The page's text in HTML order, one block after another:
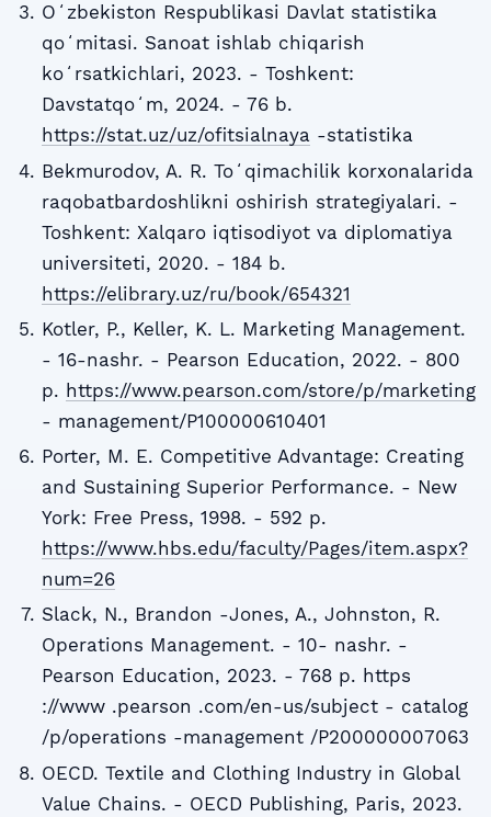
Oʻzbekiston Respublikasi Davlat statistika
qoʻmitasi. Sanoat ishlab chiqarish
koʻrsatkichlari, 2023. - Toshkent:
Davstatqoʻm, 2024. - 76 b.
https://stat.uz/uz/ofitsialnaya-statistika
Bekmurodov, A. R. Toʻqimachilik korxonalarida
raqobatbardoshlikni oshirish strategiyalari. -
Toshkent: Xalqaro iqtisodiyot va diplomatiya
universiteti, 2020. - 184 b.
https://elibrary.uz/ru/book/654321
Kotler, P., Keller, K. L. Marketing Management.
- 16-nashr. - Pearson Education, 2022. - 800
p. https://www.pearson.com/store/p/marketing
- management/P100000610401
Porter, M. E. Competitive Advantage: Creating
and Sustaining Superior Performance. - New
York: Free Press, 1998. - 592 p.
https://www.hbs.edu/faculty/Pages/item.aspx?
num=26
Slack, N., Brandon -Jones, A., Johnston, R.
Operations Management. - 10- nashr. -
Pearson Education, 2023. - 768 p. https
://www .pearson .com/en-us/subject - catalog
/p/operations -management /P200000007063
OECD. Textile and Clothing Industry in Global
Value Chains. - OECD Publishing, Paris, 2023.